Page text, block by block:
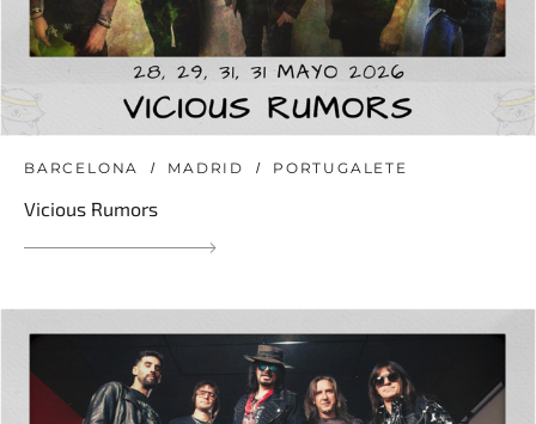
BARCELONA MADRID PORTUGALETE
Vicious Rumors